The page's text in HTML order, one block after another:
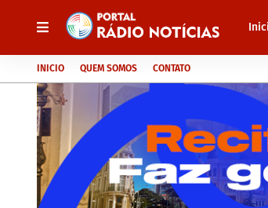
INICIO QUEM SOMOS CONTATO